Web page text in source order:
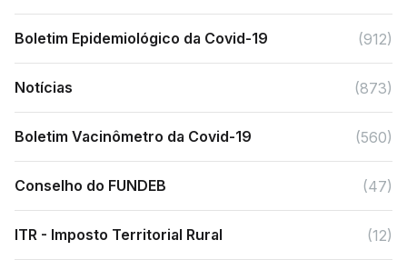
Boletim Epidemiológico da Covid-19 (912)
Notícias (873)
Boletim Vacinômetro da Covid-19 (560)
Conselho do FUNDEB (47)
ITR - Imposto Territorial Rural (12)